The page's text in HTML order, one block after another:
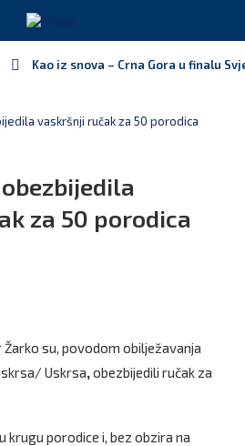
Kao iz snova – Crna Gora u finalu
vaskršnji ručak za 50 porodica
za 50 porodica
Žarko su, povodom obilježavanja
Uskrsa,obezbijedili ručak za
krugu porodice i, bez obzira na